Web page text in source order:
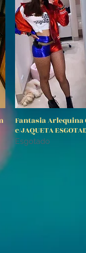
Visualização
Fantasia Arlequina
c/JAQUETA
Esgotado